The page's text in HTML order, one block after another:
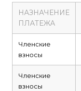
НАЗНАЧЕНИЕ
ПЛАТЕЖА
Членские
взносы
Членские
взносы